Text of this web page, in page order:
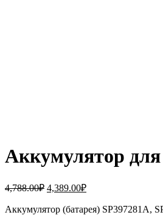
Аккумулятор для
4,788.00₽ Первоначальная
составляла
4,389.00₽Текущая
4,389.00₽.
Аккумулятор (батарея) SP397281A,